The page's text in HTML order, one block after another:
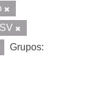
Grupos: